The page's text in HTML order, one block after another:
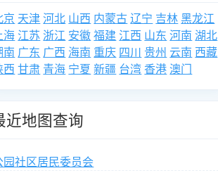
京 天津河北 山西 内蒙古辽宁 吉林黑龙江
海 江苏 浙江 安徽福建 江西 山东 河南 湖北
南 广东 广西 海南 重庆 四川 贵州 云南 西藏
西 甘肃 青海 宁夏 新疆 台湾 香港 澳门
近地图查询
园社区居民委员会